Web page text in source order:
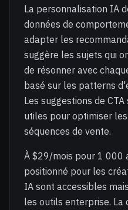
La personnalisation IA
données de
adapter les
suggère les sujets qui
de résonner avec
basé sur les patterns
Les suggestions de
utiles pour optimiser
séquences de vente.
À $29/mois pour 1 000
positionné pour les
IA sont accessibles
les outils enterprise. La